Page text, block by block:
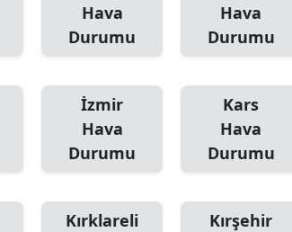
Hava
Durumu
Hava
Durumu
İzmir
Hava
Durumu
Kars
Hava
Durumu
Kırklareli
Kırşehir